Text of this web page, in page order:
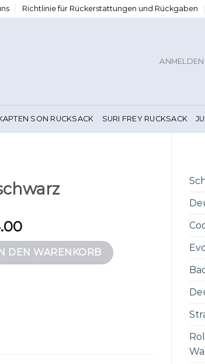
Richtlinie für Rückerstattungen und Rückgaben
ANMELDEN
SON RUCKSACK SURI FREY RUCKSACK
IN DEN WARENKORB